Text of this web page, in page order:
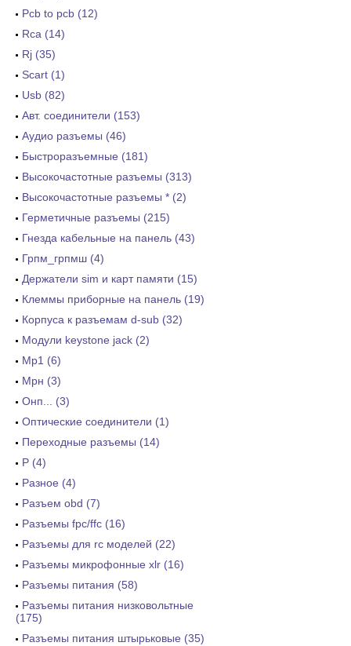
Pcb to pcb (12)
Rca (14)
Rj (35)
Scart (1)
Usb (82)
Авт. соединители (153)
Аудио разъемы (46)
Быстроразъемные (181)
Высокочастотные разъемы (313)
Высокочастотные разъемы * (2)
Герметичные разъемы (215)
Гнезда кабельные на панель (43)
Грпм_грпмш (4)
Держатели sim и карт памяти (15)
Клеммы приборные на панель (19)
Корпуса к разъемам d-sub (32)
Модули keystone jack (2)
Мр1 (6)
Мрн (3)
Онп... (3)
Оптические соединители (1)
Переходные разъемы (14)
Р (4)
Разное (4)
Разъем obd (7)
Разъемы fpc/ffc (16)
Разъемы для rc моделей (22)
Разъемы микрофонные xlr (16)
Разъемы питания (58)
Разъемы питания низковольтные
(175)
Разъемы питания штырьковые (35)